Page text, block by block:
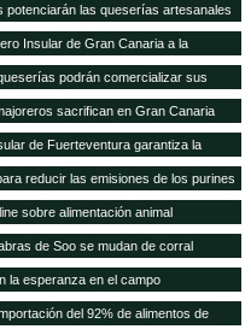
potenciarán las queserías artesanales
medio rural
Insular de Gran Canaria a la
con más de 894.346 animales
de 2012
podrán comercializar sus
sacrifican en Gran Canaria
de Fuerteventura garantiza la
para el ganado porcino
reducir las emisiones de los purines
sobre alimentación animal
de Soo se mudan de corral
la esperanza en el campo
del 92% de alimentos de